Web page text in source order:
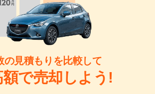
の見積もりを比較して
額で売却しよう!